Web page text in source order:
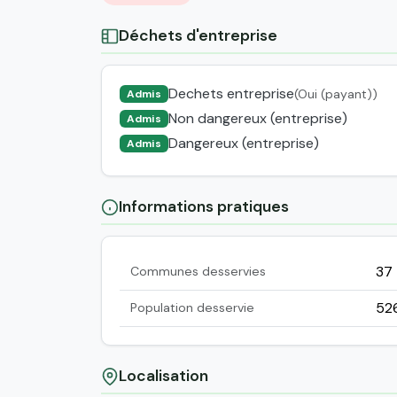
Déchets d'entreprise
Admis Dechets entreprise(Oui (payant))
Admis Non dangereux (entreprise)
Admis Dangereux (entreprise)
Informations pratiques
Communes desservies 37
Population desservie
Localisation